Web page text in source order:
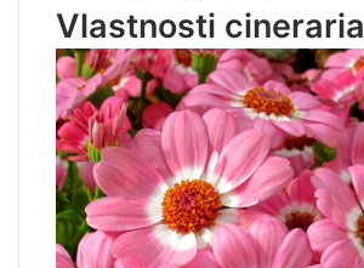
Vlastnosti cineraria